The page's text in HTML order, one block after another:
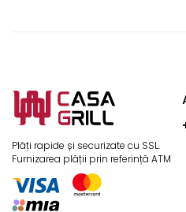
Plăți rapide și securizate cu SSL.
Furnizarea plății prin referință ATM